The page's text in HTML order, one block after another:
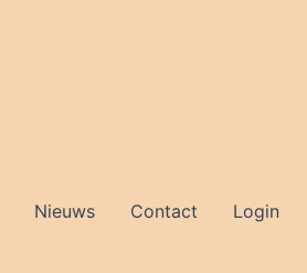
Nieuws Contact Login